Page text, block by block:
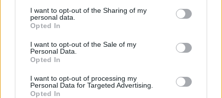
not limited to your visit or usage behaviour. You may click to
grant or deny consent to Google and its third-party tags to
use your data for below specified purposes in below Google
consent section.
I want to opt-out of the Sharing of my
personal data.
Opted In
I want to opt-out of the Sale of my
Personal Data.
Opted In
I want to opt-out of processing my
Personal Data for Targeted Advertising.
Opted In
utolsó helye után a jelenlegi szezon első öt
futamát követően csupán a konstruktőri